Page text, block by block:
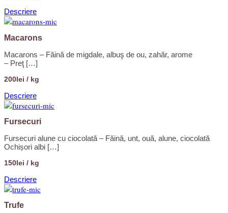
Descriere
Macarons
Macarons – Făină de migdale, albuş de ou, zahăr, arome
– Preţ […]
200lei / kg
Descriere
Fursecuri
Fursecuri alune cu ciocolată – Făină, unt, ouă, alune, ciocolată
Ochișori albi […]
150lei / kg
Descriere
Trufe